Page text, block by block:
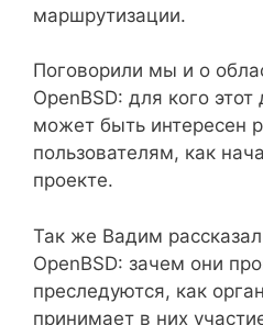
маршрутизации.
Поговорили мы и о
OpenBSD: для кого
может быть интересен
пользователям, как
проекте.
Так же Вадим
OpenBSD: зачем они
преследуются, как
принимает в них